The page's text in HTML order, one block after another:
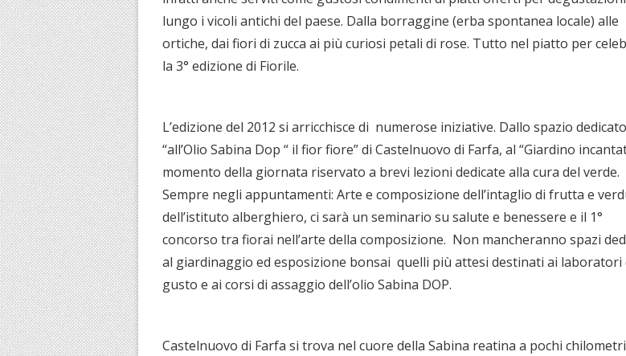
lungo i vicoli antichi del paese. Dalla borraggine (erba spontanea locale) alle
ortiche, dai fiori di zucca ai più curiosi petali di rose. Tutto nel piatto per
la 3° edizione di Fiorile.
L’edizione del 2012 si arricchisce di numerose iniziative. Dallo spazio dedicato
“all’Olio Sabina Dop “ il fior fiore” di Castelnuovo di Farfa, al “Giardino
momento della giornata riservato a brevi lezioni dedicate alla cura del verde.
Sempre negli appuntamenti: Arte e composizione dell’intaglio di frutta e
dell’istituto alberghiero, ci sarà un seminario su salute e benessere e il 1°
concorso tra fiorai nell’arte della composizione. Non mancheranno spazi
al giardinaggio ed esposizione bonsai quelli più attesi destinati ai laboratori
gusto e ai corsi di assaggio dell’olio Sabina DOP.
Castelnuovo di Farfa si trova nel cuore della Sabina reatina a pochi